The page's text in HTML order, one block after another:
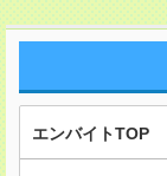
エンバイトTOP